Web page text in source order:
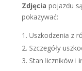
Zdjęcia pojazdu
pokazywać:
Uszkodzenia z
Szczegóły
Stan liczników i